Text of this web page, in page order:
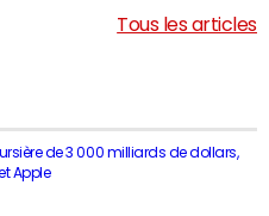
de 3 000 milliards de dollars,
Apple
Tous les articles